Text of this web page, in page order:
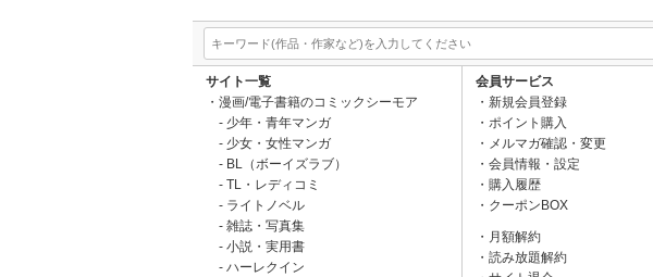
サイト一覧
漫画/電子書籍のコミックシーモア
少年・青年マンガ
少女・女性マンガ
BL（ボーイズラブ）
TL・レディコミ
ライトノベル
雑誌・写真集
小説・実用書
ハーレクイン
会員サービス
新規会員登録
ポイント購入
メルマガ確認・変更
会員情報・設定
購入履歴
クーポンBOX
月額解約
読み放題解約